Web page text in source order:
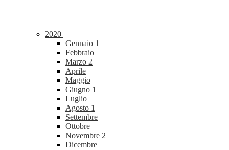
2020
Gennaio 1
Febbraio
Marzo 2
Aprile
Maggio
Giugno 1
Luglio
Agosto 1
Settembre
Ottobre
Novembre 2
Dicembre